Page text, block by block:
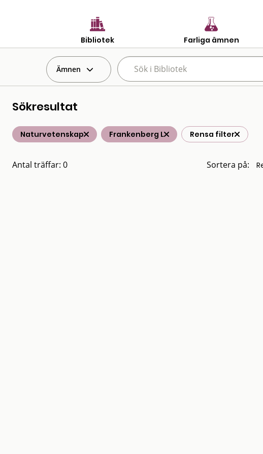
Bibliotek Farliga ämnen
Ämnen
Sökresultat
Naturvetenskap Frankenberg L Rensa filter
Antal träffar: 0 Sortera på: